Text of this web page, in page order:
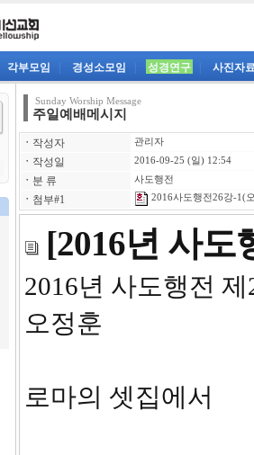
각부모임 경성소모임 성경연구 사진자
Sunday Worship Message
주일예배메시지
ㆍ 작성자 관리자
ㆍ 작성일 2016-09-25 (일) 12:54
ㆍ 분 류 사도행전
ㆍ 첨부#1 2016사도행전26강-1(
[2016년 사도
2016년
오정훈
로마의 셋집에서